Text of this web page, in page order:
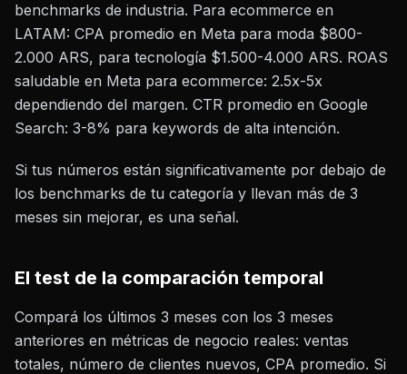
benchmarks de industria. Para ecommerce en
LATAM: CPA promedio en Meta para moda $800-
2.000 ARS, para tecnología $1.500-4.000 ARS. ROAS
saludable en Meta para ecommerce: 2.5x-5x
dependiendo del margen. CTR promedio en Google
Search: 3-8% para keywords de alta intención.
Si tus números están significativamente por debajo de
los benchmarks de tu categoría y llevan más de 3
meses sin mejorar, es una señal.
El test de la comparación temporal
Compará los últimos 3 meses con los 3 meses
anteriores en métricas de negocio reales: ventas
totales, número de clientes nuevos, CPA promedio. Si